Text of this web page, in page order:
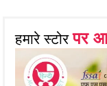
हमारे स्टोरपर